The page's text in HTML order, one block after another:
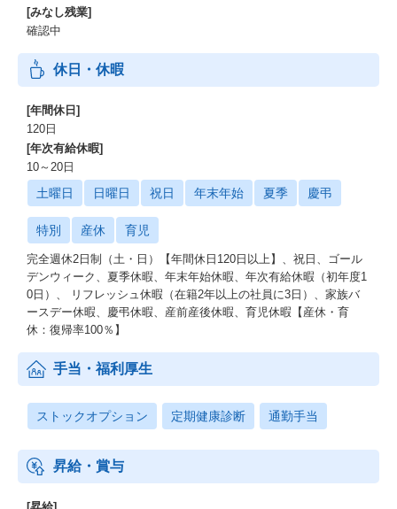
[みなし残業]
確認中
休日・休暇
[年間休日]
120日
[年次有給休暇]
10～20日
土曜日 日曜日 祝日 年末年始 夏季 慶弔
特別 産休 育児
完全週休2日制（土・日）【年間休日120日以上】、祝日、ゴール
デンウィーク、夏季休暇、年末年始休暇、年次有給休暇（初年度1
0日）、 リフレッシュ休暇（在籍2年以上の社員に3日）、家族バ
ースデー休暇、慶弔休暇、産前産後休暇、育児休暇【産休・育
休：復帰率100％】
手当・福利厚生
ストックオプション 定期健康診断 通勤手当
昇給・賞与